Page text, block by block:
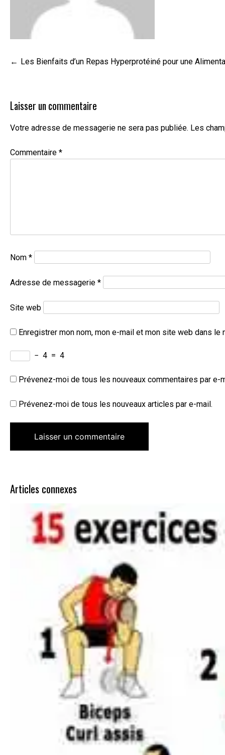
Navigation
Les Bienfaits d’un Repas Hyperprotéiné pour une
Laisser un commentaire
Votre adresse de messagerie ne sera pas publiée. Les
Commentaire *
Nom *
Adresse de messagerie *
Site web
Enregistrer mon nom, mon e-mail et mon site web dans le
− 4 = 4
Prévenez-moi de tous les nouveaux commentaires par e-
Prévenez-moi de tous les nouveaux articles par e-mail.
Articles connexes